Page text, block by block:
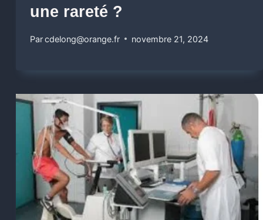
une rareté ?
Parcdelong@orange.fr novembre 21, 2024